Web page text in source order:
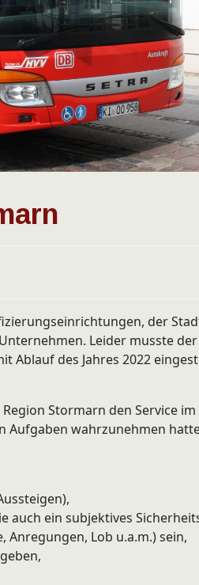
der
Leider musste
Ablauf des Jahres 2022
Stormarn den Service
Aufgaben wahrzunehmen
auch ein subjektives
Lob u.a.m.) sein,